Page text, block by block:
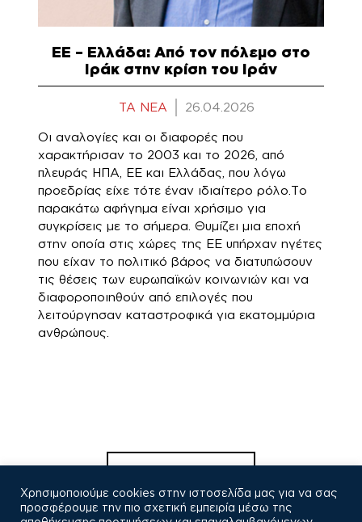
ΕΕ – Ελλάδα: Από τον πόλεμο στο
Ιράκ στην κρίση του Ιράν
TA NEA 26.04.2026
Οι αναλογίες και οι διαφορές που
χαρακτήρισαν το 2003 και το 2026, από
πλευράς ΗΠΑ, ΕΕ και Ελλάδας, που λόγω
προεδρίας είχε τότε έναν ιδιαίτερο ρόλο.Το
παρακάτω αφήγημα είναι χρήσιμο για
συγκρίσεις με το σήμερα. Θυμίζει μια εποχή
στην οποία στις χώρες της ΕΕ υπήρχαν ηγέτες
που είχαν το πολιτικό βάρος να διατυπώσουν
τις θέσεις των ευρωπαϊκών κοινωνιών και να
διαφοροποιηθούν από επιλογές που
λειτούργησαν καταστροφικά για εκατομμύρια
ανθρώπους.
άρθρων
Χρησιμοποιούμε cookies στην ιστοσελίδα μας για να σας
προσφέρουμε την πιο σχετική εμπειρία μέσω της